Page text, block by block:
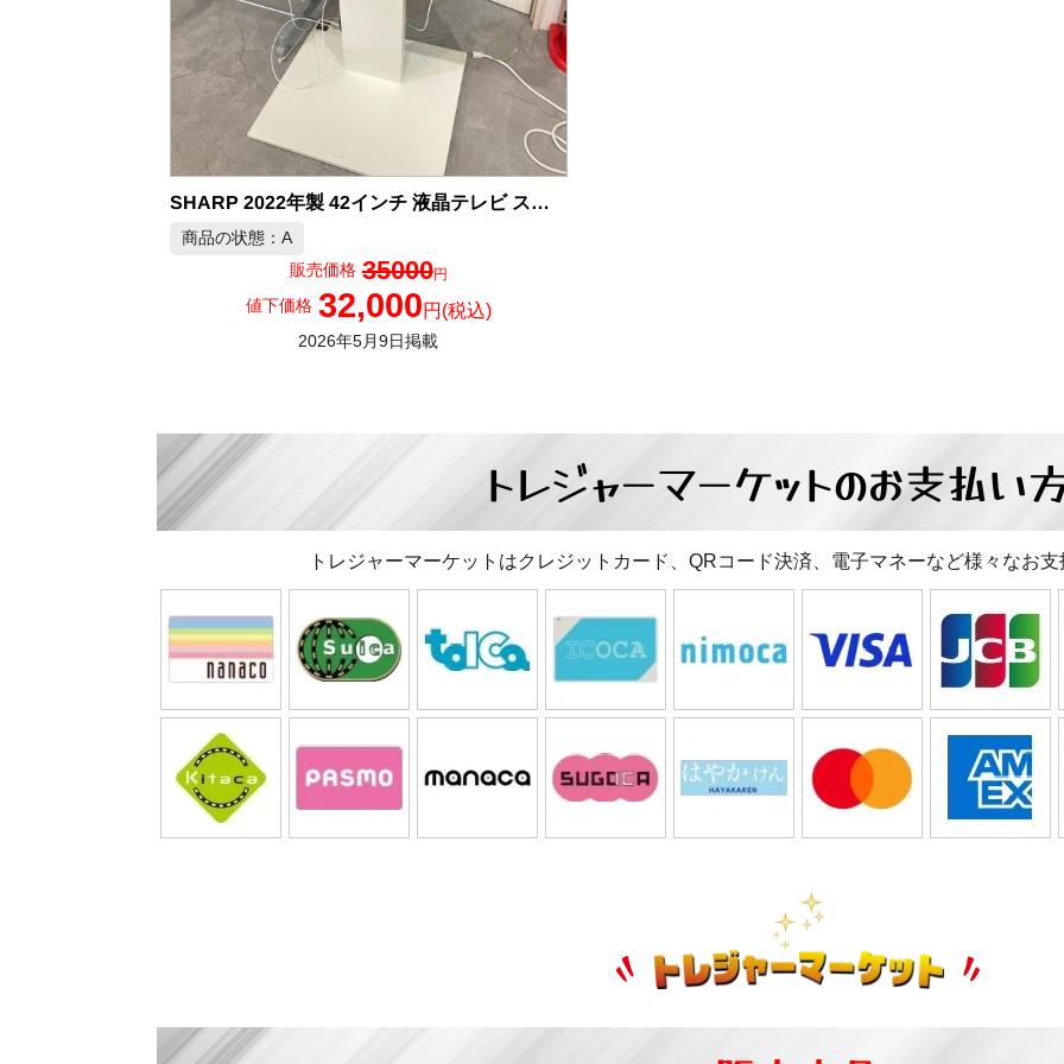
SHARP 2022年製 42インチ 液晶テレビ スタンド付き 中古品販売
商品の状態：A
販売価格 35000円
値下価格 32,000円 (税込)
2026年5月9日掲載
トレジャーマーケットのお支払い
トレジャーマーケットはクレジットカード、QRコード決済、電子マネーなど様々なお